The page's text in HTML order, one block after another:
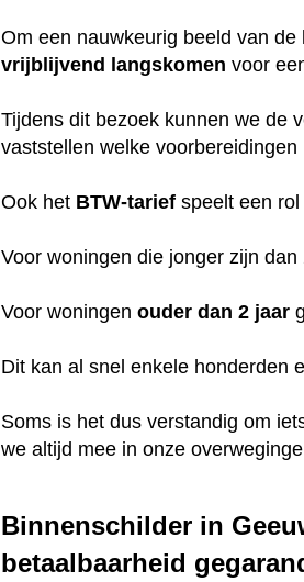
Om een nauwkeurig beeld van
vrijblijvend langskomen voor
Tijdens dit bezoek kunnen we de
vaststellen welke voorbereidingen
Ook het BTW-tarief speelt een
Voor woningen die jonger zijn
Voor woningenouder dan 2 jaar
Dit kan al snel enkele honderden
Soms is het dus verstandig om
we altijd mee in onze
Binnenschilder in
betaalbaarheid